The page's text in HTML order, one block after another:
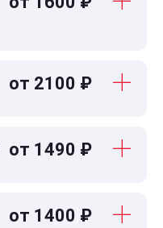
от 2100 ₽
от 1490 ₽
от 1400 ₽